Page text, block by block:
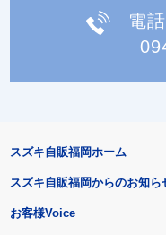
電
スズキ自販福岡ホーム
スズキ自販福岡からのお知ら
お客様Voice